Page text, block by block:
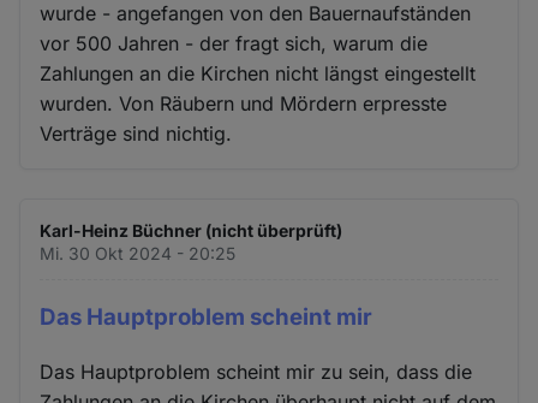
wurde - angefangen von den Bauernaufständen
vor 500 Jahren - der fragt sich, warum die
Zahlungen an die Kirchen nicht längst eingestellt
wurden. Von Räubern und Mördern erpresste
Verträge sind nichtig.
Karl-Heinz Büchner (nicht überprüft)
Mi. 30 Okt 2024 - 20:25
Das Hauptproblem scheint mir
Das Hauptproblem scheint mir zu sein, dass die